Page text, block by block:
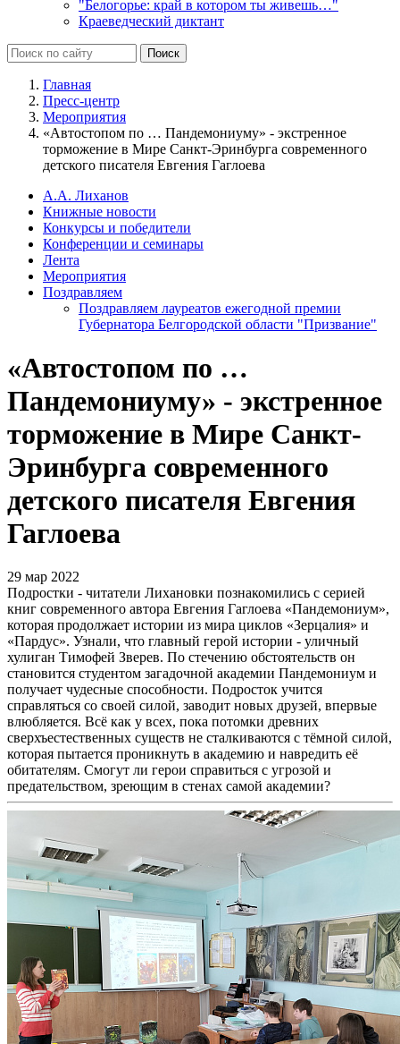
"Белогорье: край в котором ты живешь…"
Краеведческий диктант
Главная
Пресс-центр
Мероприятия
«Автостопом по … Пандемониуму» - экстренное
торможение в Мире Санкт-Эринбурга современного
детского писателя Евгения Гаглоева
А.А. Лиханов
Книжные новости
Конкурсы и победители
Конференции и семинары
Лента
Мероприятия
Поздравляем
Поздравляем лауреатов ежегодной премии
Губернатора Белгородской области "Призвание"
«Автостопом по …
Пандемониуму» - экстренное
торможение в Мире Санкт-
Эринбурга современного
детского писателя Евгения
Гаглоева
29 мар 2022
Подростки - читатели Лихановки познакомились с серией
книг современного автора Евгения Гаглоева «Пандемониум»,
которая продолжает истории из мира циклов «Зерцалия» и
«Пардус». Узнали, что главный герой истории - уличный
хулиган Тимофей Зверев. По стечению обстоятельств он
становится студентом загадочной академии Пандемониум и
получает чудесные способности. Подросток учится
справляться со своей силой, заводит новых друзей, впервые
влюбляется. Всё как у всех, пока потомки древних
сверхъестественных существ не сталкиваются с тёмной силой,
которая пытается проникнуть в академию и навредить её
обитателям. Смогут ли герои справиться с угрозой и
предательством, зреющим в стенах самой академии?